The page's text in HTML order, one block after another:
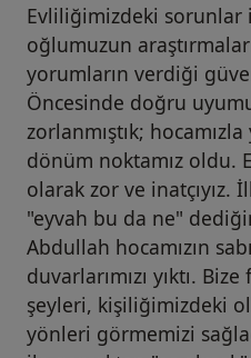
Evliliğimizdeki sorunlar
oğlumuzun
yorumların verdiği
Öncesinde doğru
zorlanmıştık; hocamızla
dönüm noktamız oldu.
olarak zor ve inatçıyız.
"eyvah bu da ne"
Abdullah hocamızın
duvarlarımızı yıktı.
şeyleri, kişiliğimizdeki
yönleri görmemizi